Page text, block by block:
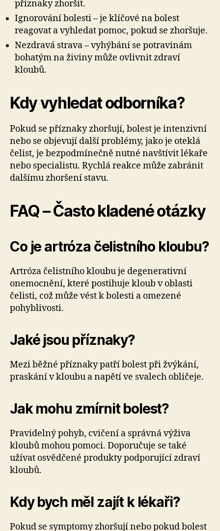
příznaky zhoršit.
Ignorování bolesti – je klíčové na bolest
reagovat a vyhledat pomoc, pokud se zhoršuje.
Nezdravá strava – vyhýbání se potravinám
bohatým na živiny může ovlivnit zdraví
kloubů.
Kdy vyhledat odborníka?
Pokud se příznaky zhoršují, bolest je intenzivní
nebo se objevují další problémy, jako je oteklá
čelist, je bezpodmínečně nutné navštívit lékaře
nebo specialistu. Rychlá reakce může zabránit
dalšímu zhoršení stavu.
FAQ – Často kladené otázky
Co je artróza čelistního kloubu?
Artróza čelistního kloubu je degenerativní
onemocnění, které postihuje kloub v oblasti
čelisti, což může vést k bolesti a omezené
pohyblivosti.
Jaké jsou příznaky?
Mezi běžné příznaky patří bolest při žvýkání,
praskání v kloubu a napětí ve svalech obličeje.
Jak mohu zmírnit bolest?
Pravidelný pohyb, cvičení a správná výživa
kloubů mohou pomoci. Doporučuje se také
užívat osvědčené produkty podporující zdraví
kloubů.
Kdy bych měl zajít k lékaři?
Pokud se symptomy zhoršují nebo pokud bolest